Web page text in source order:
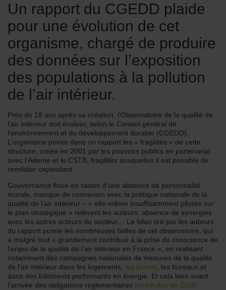
Un rapport du CGEDD plaide
pour une évolution de cet
organisme, chargé de produire
des données sur l’exposition
des populations à la pollution
de l’air intérieur.
Près de 18 ans après sa création, l’Observatoire de la qualité de
l’air intérieur doit évoluer, selon le Conseil général de
l’environnement et du développement durable (CGEDD).
L’organisme pointe dans un rapport les « fragilités » de cette
structure, créée en 2001 par les pouvoirs publics en partenariat
avec l’Ademe et le CSTB, fragilités auxquelles il est possible de
remédier cependant.
Gouvernance floue en raison d’une absence de personnalité
morale, manque de connexion avec la politique nationale de la
qualité de l’air intérieur – « elle-même insuffisamment pilotée sur
le plan stratégique » relèvent les auteurs, absence de synergies
avec les autres acteurs du secteur… Le bilan tiré par les auteurs
du rapport pointe les nombreuses failles de cet observatoire, qui
a malgré tout « grandement contribué à la prise de conscience de
l’enjeu de la qualité de l’air intérieur en France », en réalisant
notamment des campagnes nationales de mesures de la qualité
de l’air intérieur dans les logements, les écoles , les bureaux et
dans des bâtiments performants en énergie. Et cela bien avant
l’arrivée des obligations réglementaires introduites en 2018